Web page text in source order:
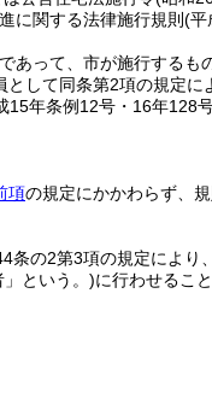
に関する法律施行規則 (平
って、市が施行するも
して同条第2項の規定に
年条例12号・16年128
項の規定にかかわらず、規
条の2第3項の規定により
という。)に行わせるこ